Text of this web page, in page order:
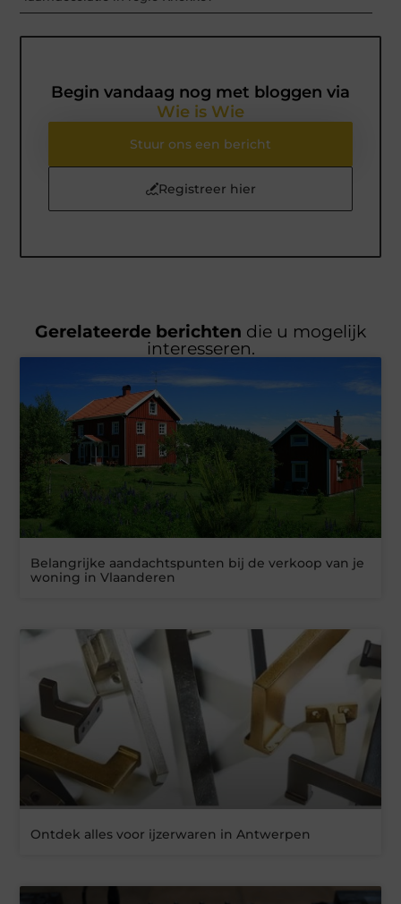
Begin vandaag nog met bloggen via
Wie is Wie
Stuur ons een bericht
Registreer hier
Gerelateerde berichten die u mogelijk
interesseren.
Belangrijke aandachtspunten bij de verkoop van je
woning in Vlaanderen
Ontdek alles voor ijzerwaren in Antwerpen